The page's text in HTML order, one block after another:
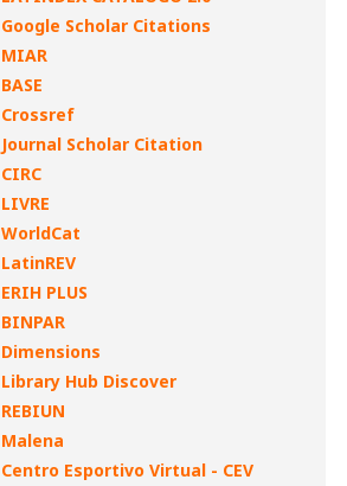
Google Scholar Citations
MIAR
BASE
Crossref
Journal Scholar Citation
CIRC
LIVRE
WorldCat
LatinREV
ERIH PLUS
BINPAR
Dimensions
Library Hub Discover
REBIUN
Malena
Centro Esportivo Virtual - CEV